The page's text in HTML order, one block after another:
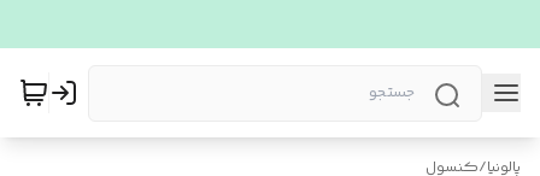
پالونیا/کنسول